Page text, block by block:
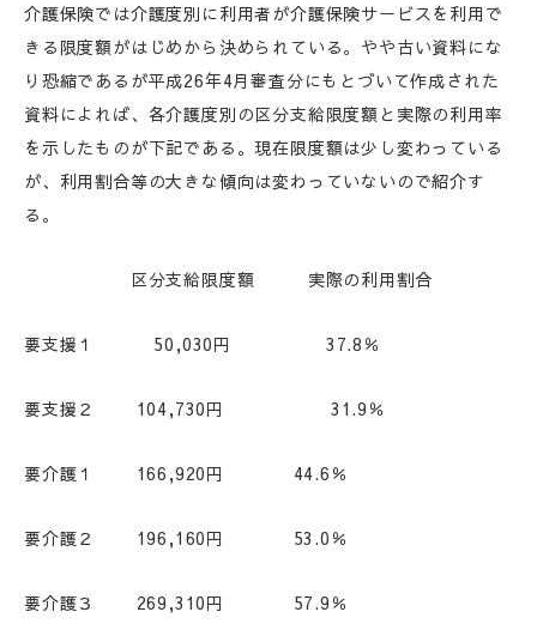
介護保険では介護度別に利用者が介護保険サービスを利用で
きる限度額がはじめから決められている。やや古い資料にな
り恐縮であるが平成26年4月審査分にもとづいて作成された
資料によれば、各介護度別の区分支給限度額と実際の利用率
を示したものが下記である。現在限度額は少し変わっている
が、利用割合等の大きな傾向は変わっていないので紹介す
る。
区分支給限度額 実際の利用割合
要支援１ 50,030円 37.8％
要支援２ 104,730円 31.9％
要介護１ 166,920円 44.6％
要介護２ 196,160円 53.0％
要介護３ 269,310円 57.9％